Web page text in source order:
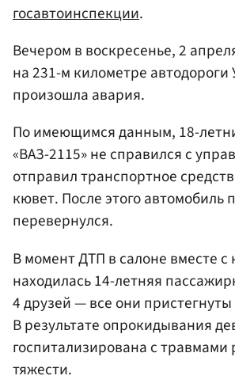
госавтоинспекции.
Вечером в воскресенье, 2
на 231-м километре
произошла авария.
По имеющимся данным, 18-
«ВАЗ-2115» не справился с
отправил транспортное
кювет. После этого автомобиль
перевернулся.
В момент ДТП в салоне вместе
находилась 14-летняя
4 друзей — все они
В результате опрокидывания
госпитализирована с травмами
тяжести.